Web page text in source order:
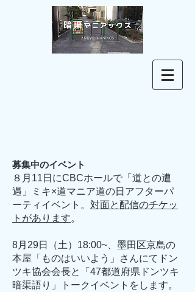
募集中のイベント​
​８月11日にCBCホールで「道との遭
遇」ミキ×道マニア道の日アフターパ
ーティイベント。 対面と配信のチケッ
トがあります。
​8月29日（土）18:00~、墨田区京島の
本屋「ものはいいよう」さんにてドン
ツキ協会会長と「47都道府県ドンツキ
暗渠語り」トークイベントをします。